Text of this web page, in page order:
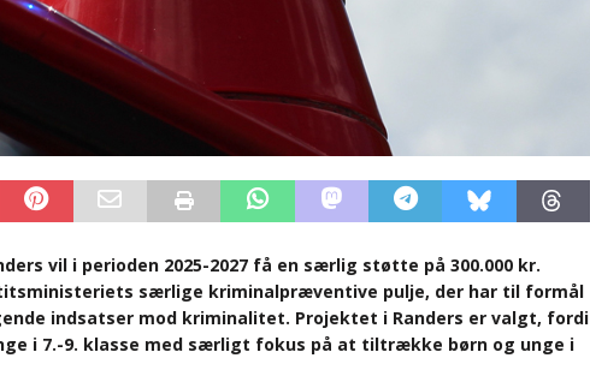
vil i perioden 2025-2027 få en særlig støtte på 300.000 kr.
særlige kriminalpræventive pulje, der har til formål
indsatser mod kriminalitet. Projektet i Randers er valgt, fordi
i 7.-9. klasse med særligt fokus på at tiltrække børn og unge i